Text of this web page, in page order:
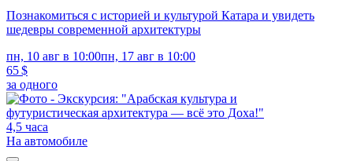
Познакомиться с историей и культурой Катара и увидеть
шедевры современной архитектуры
пн, 10 авг в 10:00пн, 17 авг в 10:00
65 $
за одного
4,5 часа
На автомобиле